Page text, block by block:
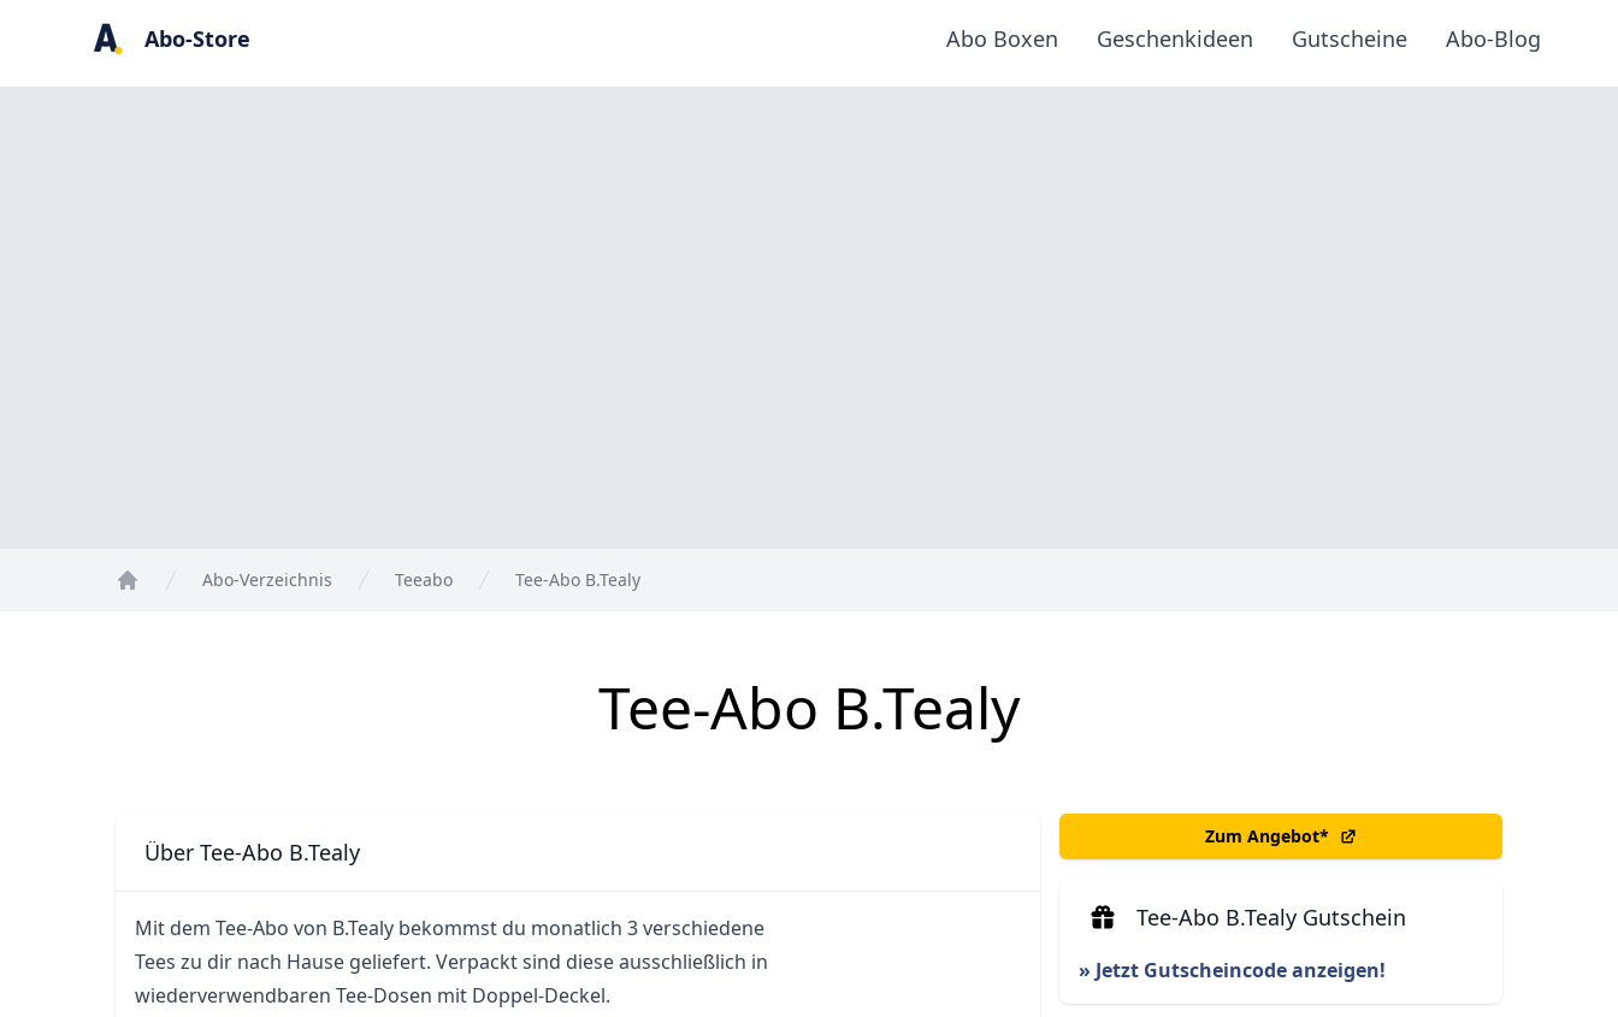
Abo-Store Abo Boxen Geschenkideen Gutscheine Abo-Blog
Abo-Verzeichnis Teeabo Tee-Abo B.Tealy
Tee-Abo B.Tealy
Über Tee-Abo B.Tealy
Mit dem Tee-Abo von B.Tealy bekommst du monatlich 3 verschiedene
Tees zu dir nach Hause geliefert. Verpackt sind diese ausschließlich in
wiederverwendbaren Tee-Dosen mit Doppel-Deckel.
Zum Angebot*
Tee-Abo B.Tealy Gutschein
» Jetzt Gutscheincode anzeigen!